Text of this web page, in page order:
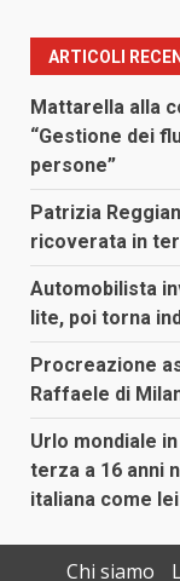
ARTICOLI
Mattarella alla
“Gestione dei
persone”
Patrizia
ricoverata in
Automobilista
lite, poi torna
Procreazione
Raffaele di
Urlo mondiale
terza a 16 anni
italiana come lei
Chi siamo